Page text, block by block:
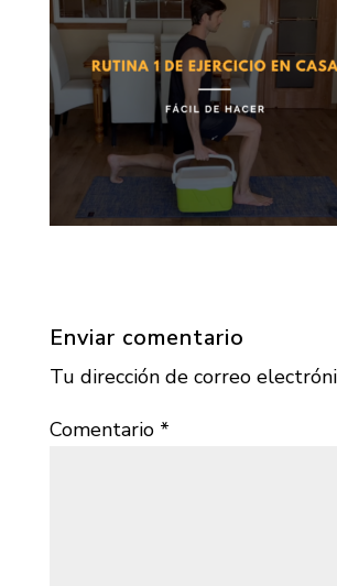
Enviar comentario
Tu dirección de correo
Comentario *